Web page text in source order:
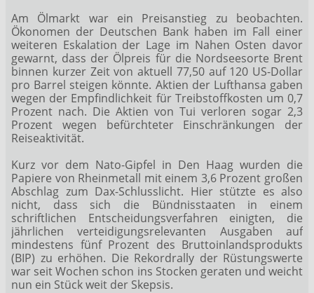
Am Ölmarkt war ein Preisanstieg zu beobachten.
Ökonomen der Deutschen Bank haben im Fall einer
weiteren Eskalation der Lage im Nahen Osten davor
gewarnt, dass der Ölpreis für die Nordseesorte Brent
binnen kurzer Zeit von aktuell 77,50 auf 120 US-Dollar
pro Barrel steigen könnte. Aktien der Lufthansa gaben
wegen der Empfindlichkeit für Treibstoffkosten um 0,7
Prozent nach. Die Aktien von Tui verloren sogar 2,3
Prozent wegen befürchteter Einschränkungen der
Reiseaktivität.
Kurz vor dem Nato-Gipfel in Den Haag wurden die
Papiere von Rheinmetall mit einem 3,6 Prozent großen
Abschlag zum Dax-Schlusslicht. Hier stützte es also
nicht, dass sich die Bündnisstaaten in einem
schriftlichen Entscheidungsverfahren einigten, die
jährlichen verteidigungsrelevanten Ausgaben auf
mindestens fünf Prozent des Bruttoinlandsprodukts
(BIP) zu erhöhen. Die Rekordrally der Rüstungswerte
war seit Wochen schon ins Stocken geraten und weicht
nun ein Stück weit der Skepsis.